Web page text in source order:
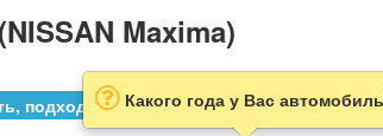
Maxima)
подходит ли товар к нему
Какого года у Вас